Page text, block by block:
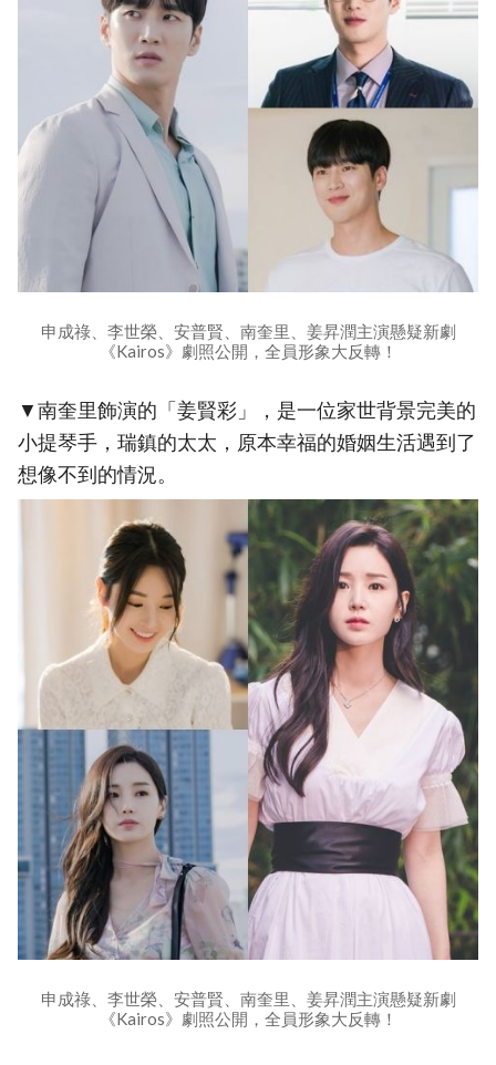
申成祿、李世榮、安普賢、南奎里、姜昇潤主演懸疑新劇
《Kairos》劇照公開，全員形象大反轉！
▼南奎里飾演的「姜賢彩」，是一位家世背景完美的
小提琴手，瑞鎮的太太，原本幸福的婚姻生活遇到了
想像不到的情況。
申成祿、李世榮、安普賢、南奎里、姜昇潤主演懸疑新劇
《Kairos》劇照公開，全員形象大反轉！